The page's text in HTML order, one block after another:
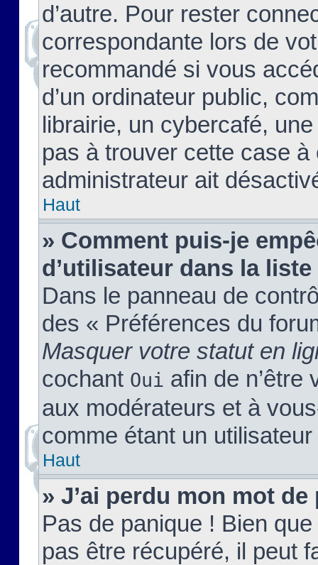
d’autre. Pour rester
correspondante lors de
recommandé si vous
d’un ordinateur public,
librairie, un cybercafé,
pas à trouver cette case à
administrateur ait
Haut
» Comment puis-je
d’utilisateur dans la
Dans le panneau de
des « Préférences du
Masquer votre statut en
cochant Oui afin de n’être
aux modérateurs et à
comme étant un
Haut
» J’ai perdu mon mot de
Pas de panique ! Bien
pas être récupéré, il peut